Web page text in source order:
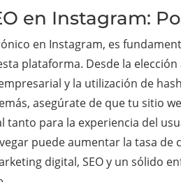
en Instagram:
en Instagram, es
plataforma. Desde la
y la utilización de
asegúrate de que tu sitio
tanto para la experiencia del
puede aumentar la tasa
digital, SEO y un sólido